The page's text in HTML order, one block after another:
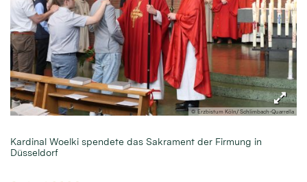
© Erzbistum Köln/ Schlimbach-Quarrella
Kardinal Woelki spendete das Sakrament der Firmung in
Düsseldorf